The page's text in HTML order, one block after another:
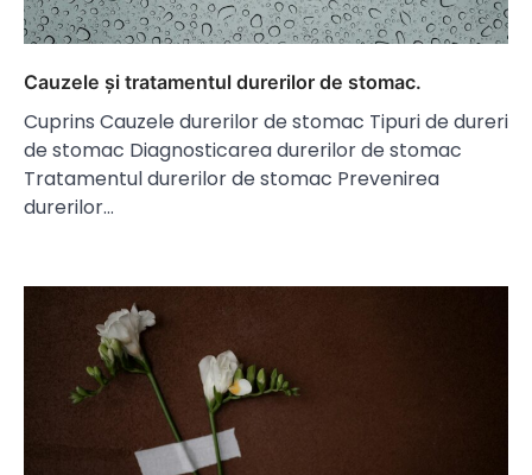
Cauzele și tratamentul durerilor de stomac.
Cuprins Cauzele durerilor de stomac Tipuri de dureri
de stomac Diagnosticarea durerilor de stomac
Tratamentul durerilor de stomac Prevenirea
durerilor…